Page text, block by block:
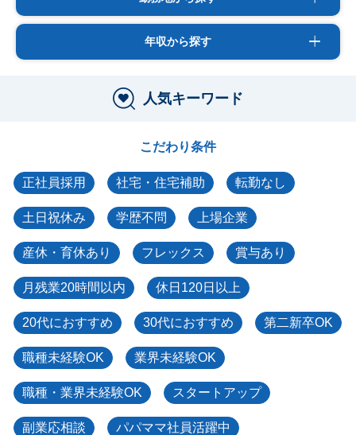
年収から探す
人気キーワード
こだわり条件
正社員採用 社宅・住宅補助 転勤なし
土日祝休み 学歴不問 上場企業
産休・育休あり フレックス 賞与あり
月残業20時間以内 休日120日以上
20代におすすめ 30代におすすめ 第二新卒OK
職種未経験OK 業界未経験OK
職種・業界未経験OK スタートアップ
副業応相談 パパママ社員活躍中